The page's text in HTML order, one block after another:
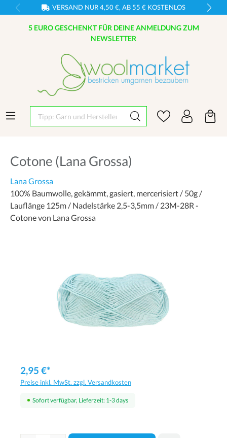
VERSAND NUR 4,50 €, AB 55 € KOSTENLOS
5 EURO GESCHENKT FÜR DEINE ANMELDUNG ZUM
NEWSLETTER
Tipp: Garn und Hersteller eingeben
Cotone (Lana Grossa)
Lana Grossa
100% Baumwolle, gekämmt, gasiert, mercerisiert / 50g /
Lauflänge 125m / Nadelstärke 2,5-3,5mm / 23M-28R -
Cotone von Lana Grossa
2,95 €*
Preise inkl. MwSt. zzgl. Versandkosten
Sofort verfügbar, Lieferzeit: 1-3 days